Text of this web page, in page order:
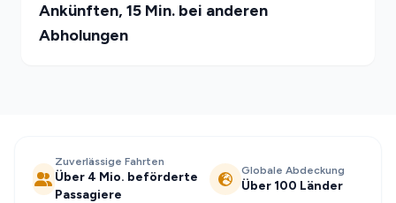
Ankünften, 15 Min. bei anderen
Abholungen
Zuverlässige Fahrten
Über 4 Mio. beförderte
Passagiere
Globale Abdeckung
Über 100 Länder